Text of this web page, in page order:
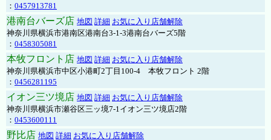
： 0457913781
港南台バーズ店 地図 詳細 お気に入り店舗解除
神奈川県横浜市港南区港南台3-1-3港南台バーズ5階
： 0458305081
本牧フロント店 地図 詳細 お気に入り店舗解除
神奈川県横浜市中区小港町2丁目100-4 本牧フロント 2階
： 0456281195
イオン三ツ境店 地図 詳細 お気に入り店舗解除
神奈川県横浜市瀬谷区三ッ境7-1イオン三ツ境店2階
： 0453600111
野比店 地図 詳細 お気に入り店舗解除